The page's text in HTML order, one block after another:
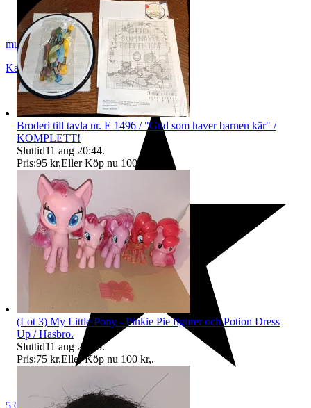
musicbox_81
Karlshamn,Sverige
Broderi till tavla nr. E 1496 / "Gud som haver barnen kär" /
KOMPLETT!
Sluttid11 aug 20:44.
Pris:95 kr,Eller Köp nu 100 kr
(Lot 3) My Little Pony - Pinkie Pie figurer och Potion Dress
Up / Hasbro.
Sluttid11 aug 20:45.
Pris:75 kr,Eller Köp nu 100 kr,.